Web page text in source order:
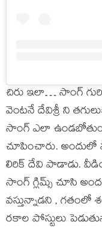
చిరు ఇలా… సాంగ్
వెంటనే దేవిశ్రీ ని
సాంగ్ ఎలా
చూపించారు. అందులో
లిరిక్ దేవి పాడాడు.
సాంగ్ గ్లిమ్స్ చూసి
వస్తున్నాడని , గతంలో
రకాల పోస్టులు